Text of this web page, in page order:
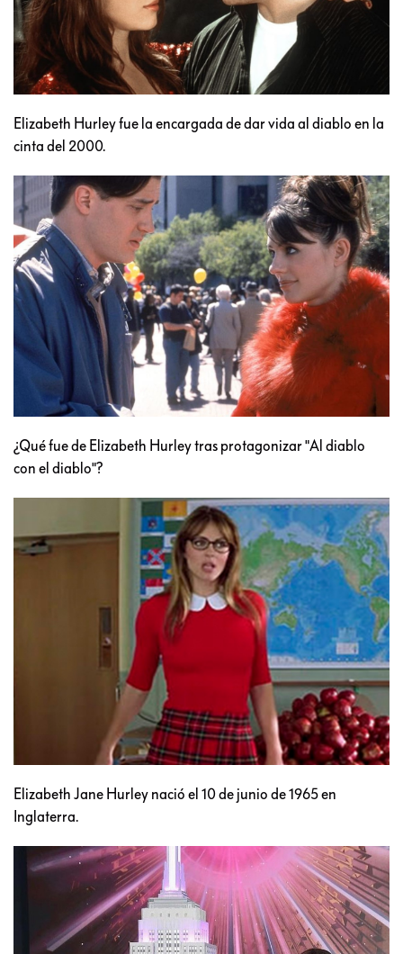
Elizabeth Hurley fue la encargada de dar vida al diablo en la
cinta del 2000.
¿Qué fue de Elizabeth Hurley tras protagonizar "Al diablo
con el diablo"?
Elizabeth Jane Hurley nació el 10 de junio de 1965 en
Inglaterra.